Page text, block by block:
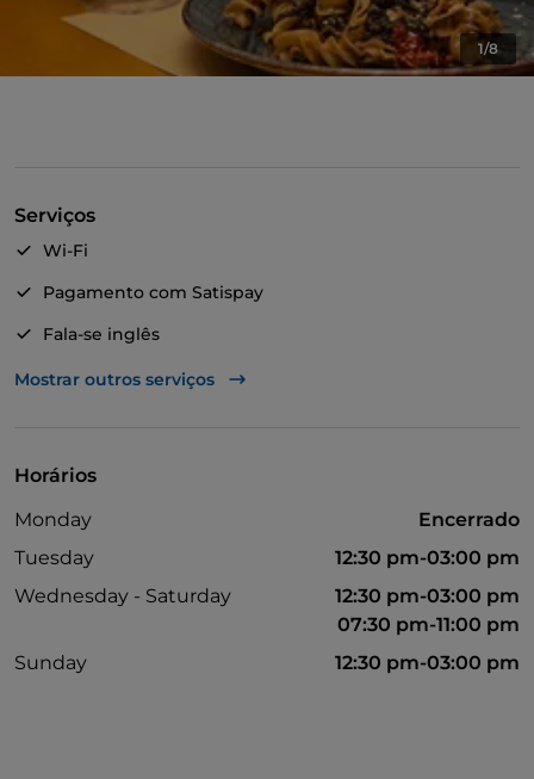
1/8
Serviços
Wi-Fi
Pagamento com Satispay
Fala-se inglês
Casa de banho para pessoas com deficiência
Multibanco
Acesso para pessoas com deficiência
Menu infantil
Mostrar outros serviços
Horários
Monday
Encerrado
Tuesday
12:30 pm-03:00 pm
Wednesday - Saturday
12:30 pm-03:00 pm
07:30 pm-11:00 pm
Sunday
12:30 pm-03:00 pm